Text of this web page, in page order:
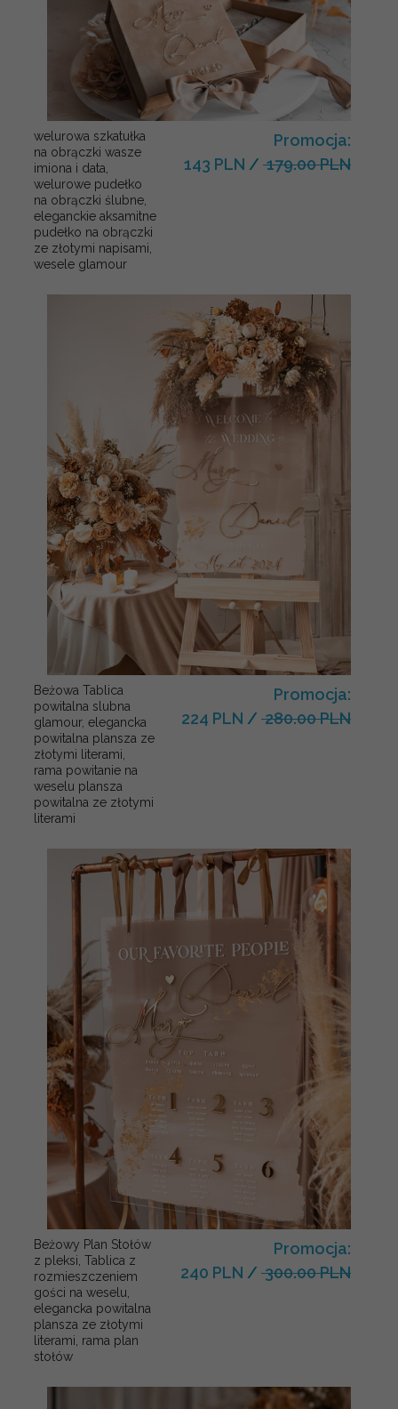
welurowa szkatułka
na obrączki wasze
imiona i data,
welurowe pudełko
na obrączki ślubne,
eleganckie aksamitne
pudełko na obrączki
ze złotymi napisami,
wesele glamour
Promocja:
143 PLN / 179.00 PLN
Beżowa Tablica
powitalna slubna
glamour, elegancka
powitalna plansza ze
złotymi literami,
rama powitanie na
weselu plansza
powitalna ze złotymi
literami
Promocja:
224 PLN / 280.00 PLN
Beżowy Plan Stołów
z pleksi, Tablica z
rozmieszczeniem
gości na weselu,
elegancka powitalna
plansza ze złotymi
literami, rama plan
stołów
Promocja:
240 PLN / 300.00 PLN